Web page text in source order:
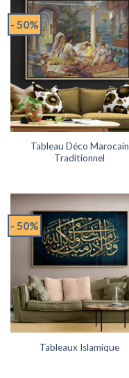
- 50%
Tableau Déco Marocain
Traditionnel
- 50%
Tableaux Islamique